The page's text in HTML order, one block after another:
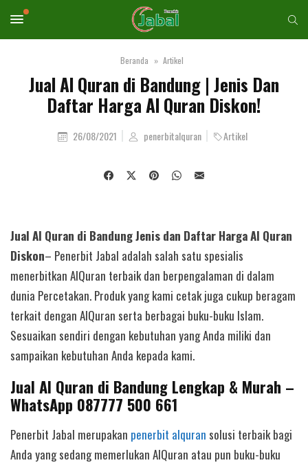
Beranda Artikel
Jual Al Quran di Bandung | Jenis Dan
Daftar Harga Al Quran Diskon!
26/08/2021 penerbitalquran Artikel
Jual Al Quran di Bandung Jenis dan Daftar Harga Al Quran
Diskon– Penerbit Jabal adalah salah satu spesialis
menerbitkan AlQuran terbaik dan berpengalaman di dalam
dunia Percetakan. Produk yang kami cetak juga cukup beragam
terkait dengan AlQuran serta berbagai buku-buku Islam.
Sesuaikan sendiri dengan kebutuhan yang Anda miliki dan
sampaikan kebutuhan Anda kepada kami.
Jual Al Quran di Bandung Lengkap & Murah –
WhatsApp 087777 500 661
Penerbit Jabal merupakan penerbit alquran solusi terbaik bagi
Anda yang sedang memerlukan AlQuran atau pun buku-buku